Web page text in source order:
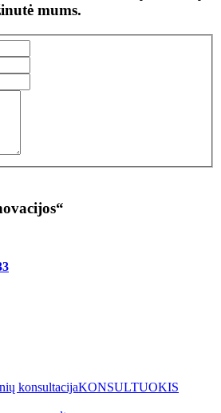
mums.
KONSULTUOKIS